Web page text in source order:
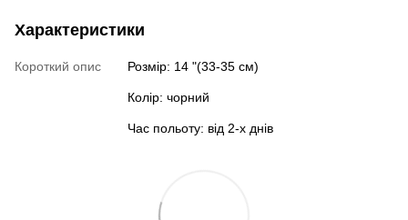
Характеристики
Короткий опис Розмір: 14 "(33-35 см)
Колір: чорний
Час польоту: від 2-х днів